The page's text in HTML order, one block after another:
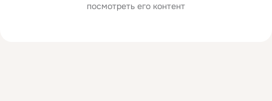
посмотреть его контент